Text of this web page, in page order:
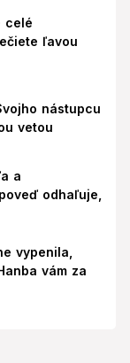
celé
ľavou
nástupcu
vetou
a
odhaľuje,
vypenila,
vám za